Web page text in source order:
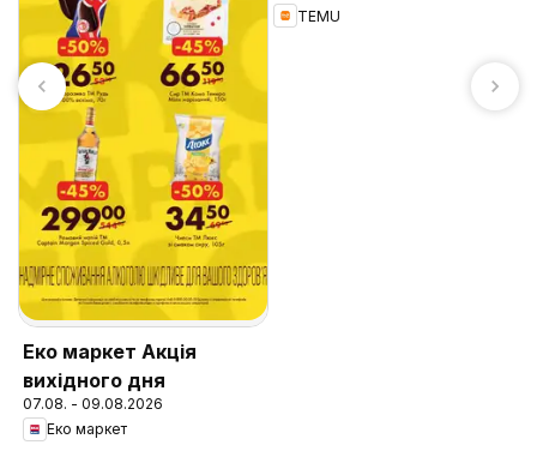
Еко маркет Акція
вихідного дня
07.08. - 09.08.2026
Еко маркет
TEMU